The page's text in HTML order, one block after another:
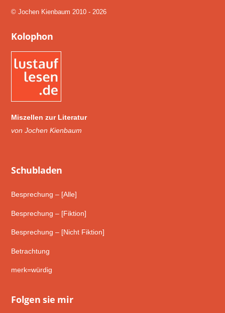
© Jochen Kienbaum 2010 - 2026
Kolophon
Miszellen zur Literatur
von Jochen Kienbaum
Schub­laden
Besprechung – [Alle]
Besprechung – [Fiktion]
Besprechung – [Nicht Fiktion]
Betrachtung
merk=würdig
Folgen sie mir